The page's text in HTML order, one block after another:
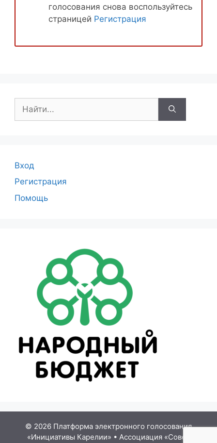
голосования снова воспользуйтесь
страницей Регистрация
Вход
Регистрация
Помощь
© 2026 Платформа электронного голосования
«Инициативы Карелии» • Ассоциация «Совет